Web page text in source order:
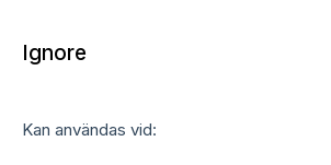
Ignore
Kan användas vid: